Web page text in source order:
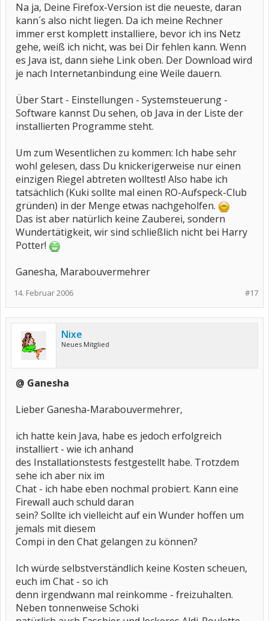
Na ja, Deine Firefox-Version ist die neueste, daran
kann´s also nicht liegen. Da ich meine Rechner
immer erst komplett installiere, bevor ich ins Netz
gehe, weiß ich nicht, was bei Dir fehlen kann. Wenn
es Java ist, dann siehe Link oben. Der Download wird
je nach Internetanbindung eine Weile dauern.
Über Start - Einstellungen - Systemsteuerung -
Software kannst Du sehen, ob Java in der Liste der
installierten Programme steht.
Um zum Wesentlichen zu kommen: Ich habe sehr
wohl gelesen, dass Du knickerigerweise nur einen
einzigen Riegel abtreten wolltest! Also habe ich
tatsächlich (Kuki sollte mal einen RO-Aufspeck-Club
gründen) in der Menge etwas nachgeholfen.
Das ist aber natürlich keine Zauberei, sondern
Wundertätigkeit, wir sind schließlich nicht bei Harry
Potter!
Ganesha, Marabouvermehrer
#17
14. Februar 2006
Nixe
Neues Mitglied
@ Ganesha
Lieber Ganesha-Marabouvermehrer,
ich hatte kein Java, habe es jedoch erfolgreich
installiert - wie ich anhand
des Installationstests festgestellt habe. Trotzdem
sehe ich aber nix im
Chat - ich habe eben nochmal probiert. Kann eine
Firewall auch schuld daran
sein? Sollte ich vielleicht auf ein Wunder hoffen um
jemals mit diesem
Compi in den Chat gelangen zu können?
Ich würde selbstverständlich keine Kosten scheuen,
euch im Chat - so ich
denn irgendwann mal reinkomme - freizuhalten.
Neben tonnenweise Schoki